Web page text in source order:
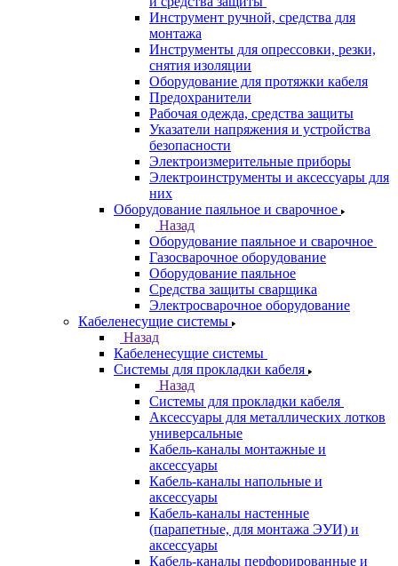
Инструмент ручной, средства для
монтажа
Инструменты для опрессовки, резки,
снятия изоляции
Оборудование для протяжки кабеля
Предохранители
Рабочая одежда, средства защиты
Указатели напряжения и устройства
безопасности
Электроизмерительные приборы
Электроинструменты и аксессуары для
них
Оборудование паяльное и сварочное
Назад
Оборудование паяльное и сварочное
Газосварочное оборудование
Оборудование паяльное
Средства защиты сварщика
Электросварочное оборудование
Кабеленесущие системы
Назад
Кабеленесущие системы
Системы для прокладки кабеля
Назад
Системы для прокладки кабеля
Аксессуары для металлических лотков
универсальные
Кабель-каналы монтажные и
аксессуары
Кабель-каналы напольные и
аксессуары
Кабель-каналы настенные
(парапетные, для монтажа ЭУИ) и
аксессуары
Кабель-каналы перфорированные и